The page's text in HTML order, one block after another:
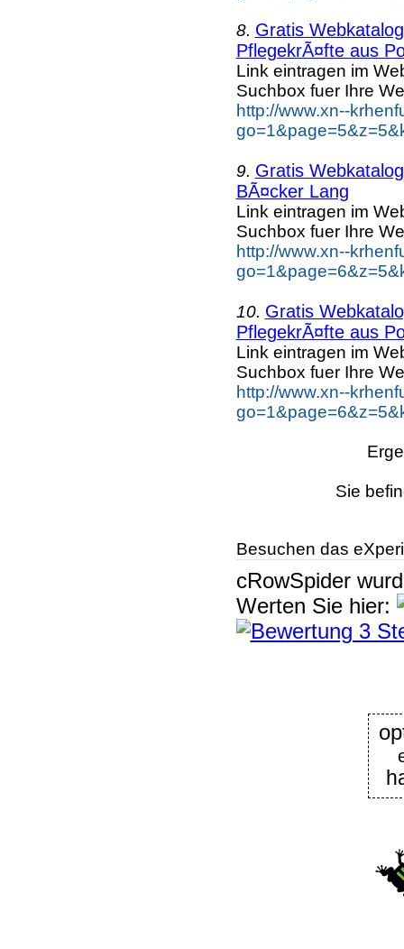
8. Gratis
PflegekrÃ¤fte aus
Link eintragen im
Suchbox fuer Ihre
http://www.xn--
9. Gratis
BÃ¤cker Lang
Link eintragen im
Suchbox fuer Ihre
http://www.xn--
10. Gratis
PflegekrÃ¤fte aus
Link eintragen im
Suchbox fuer Ihre
http://www.xn--
Sie
Besuchen das
cRowSpider
Werten Sie hier: